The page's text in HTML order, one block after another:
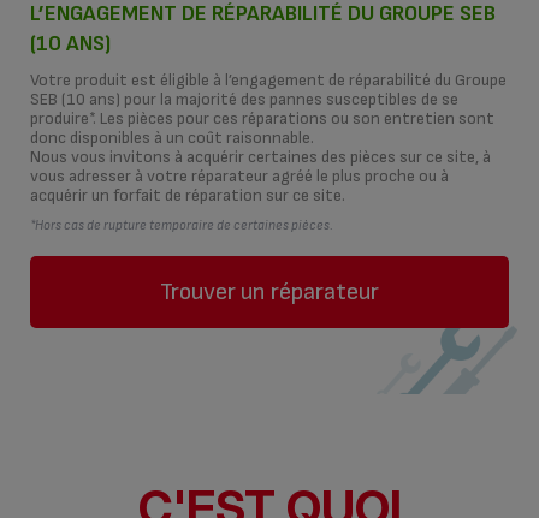
L’ENGAGEMENT DE RÉPARABILITÉ DU GROUPE SEB
(10 ANS)
Votre produit est éligible à l’engagement de réparabilité du Groupe
SEB (10 ans) pour la majorité des pannes susceptibles de se
produire*. Les pièces pour ces réparations ou son entretien sont
donc disponibles à un coût raisonnable.
Nous vous invitons à acquérir certaines des pièces sur ce site, à
vous adresser à votre réparateur agréé le plus proche ou à
acquérir un forfait de réparation sur ce site.
*Hors cas de rupture temporaire de certaines pièces.
Trouver un réparateur